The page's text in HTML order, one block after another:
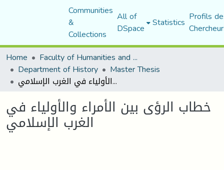
Communities
&
Collections
All of
DSpace Statistics Profils
Home
Faculty of Humanities and Social Sciences
Department of History Master Thesis
خطاب الرؤى بين الأمراء والأولياء في الغرب الإسلامي
خطاب الرؤى بين الأمراء والأولياء في
الغرب الإسلامي